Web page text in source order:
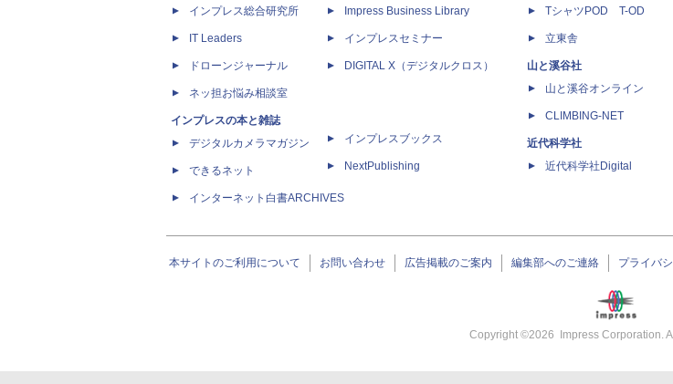
インプレス総合研究所
IT Leaders
ドローンジャーナル
ネッ担お悩み相談室
インプレスの本と雑誌
デジタルカメラマガジン
できるネット
インターネット白書ARCHIVES
Impress Business Library
インプレスセミナー
DIGITAL X（デジタルクロス）
インプレスブックス
NextPublishing
TシャツPOD T-OD
立東舎
山と溪谷社
山と溪谷オンライン
CLIMBING-NET
近代科学社
近代科学社Digital
本サイトのご利用について お問い合わせ 広告掲載のご案内 編集部へのご連絡 プライバ
Copyright ©2026 Impress Corporation.